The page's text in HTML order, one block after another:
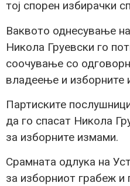
тој спорен избирачки
Ваквото однесување
Никола Груевски го
соочување со
владеење и изборните
Партиските
да го спасат Никола
за изборните измами.
Срамната одлука на
за изборниот грабеж